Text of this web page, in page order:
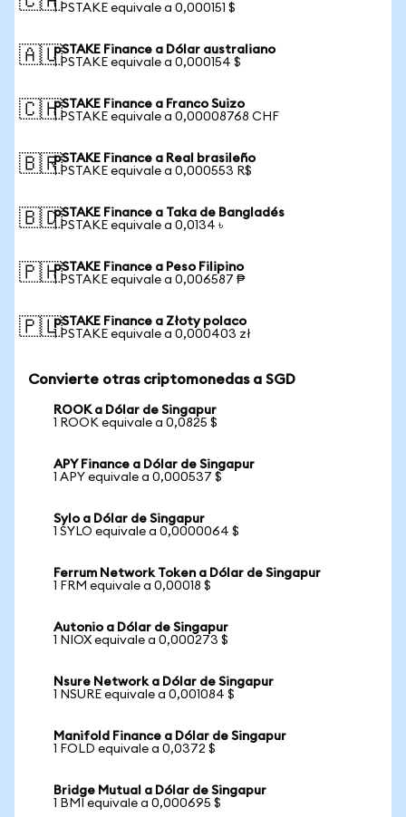
1 PSTAKE equivale a 0,000151 $
🇦🇺pSTAKE Finance a Dólar australiano
1 PSTAKE equivale a 0,000154 $
🇨🇭pSTAKE Finance a Franco Suizo
1 PSTAKE equivale a 0,00008768 CHF
🇧🇷pSTAKE Finance a Real brasileño
1 PSTAKE equivale a 0,000553 R$
🇧🇩pSTAKE Finance a Taka de Bangladés
1 PSTAKE equivale a 0,0134 ৳
🇵🇭pSTAKE Finance a Peso Filipino
1 PSTAKE equivale a 0,006587 ₱
🇵🇱pSTAKE Finance a Złoty polaco
1 PSTAKE equivale a 0,000403 zł
Convierte otras criptomonedas a SGD
ROOK a Dólar de Singapur
1 ROOK equivale a 0,0825 $
APY Finance a Dólar de Singapur
1 APY equivale a 0,000537 $
Sylo a Dólar de Singapur
1 SYLO equivale a 0,0000064 $
Ferrum Network Token a Dólar de Singapur
1 FRM equivale a 0,00018 $
Autonio a Dólar de Singapur
1 NIOX equivale a 0,000273 $
Nsure Network a Dólar de Singapur
1 NSURE equivale a 0,001084 $
Manifold Finance a Dólar de Singapur
1 FOLD equivale a 0,0372 $
Bridge Mutual a Dólar de Singapur
1 BMI equivale a 0,000695 $